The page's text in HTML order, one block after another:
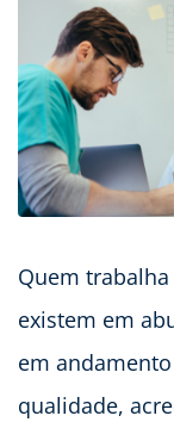
Quem
existem em
em
qualidade,